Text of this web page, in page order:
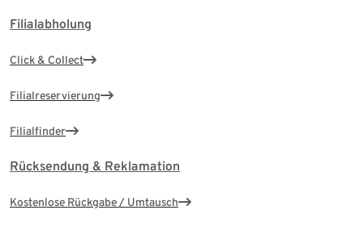
Filialabholung
Click & Collect
Filialreservierung
Filialfinder
Rücksendung & Reklamation
Kostenlose Rückgabe / Umtausch